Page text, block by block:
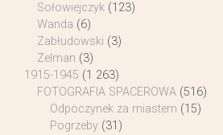
Sołowiejczyk (123)
Wanda (6)
Zabłudowski (3)
Zelman (3)
1915-1945 (1 263)
FOTOGRAFIA SPACEROWA (516)
Odpoczynek za miastem (15)
Pogrzeby (31)